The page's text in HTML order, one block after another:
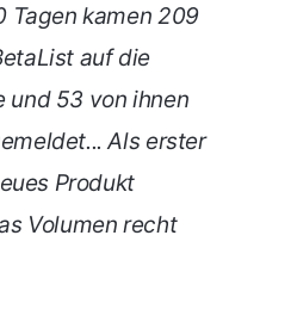
Tagen kamen 209
auf die
und 53 von ihnen
Als erster
Produkt
Volumen recht